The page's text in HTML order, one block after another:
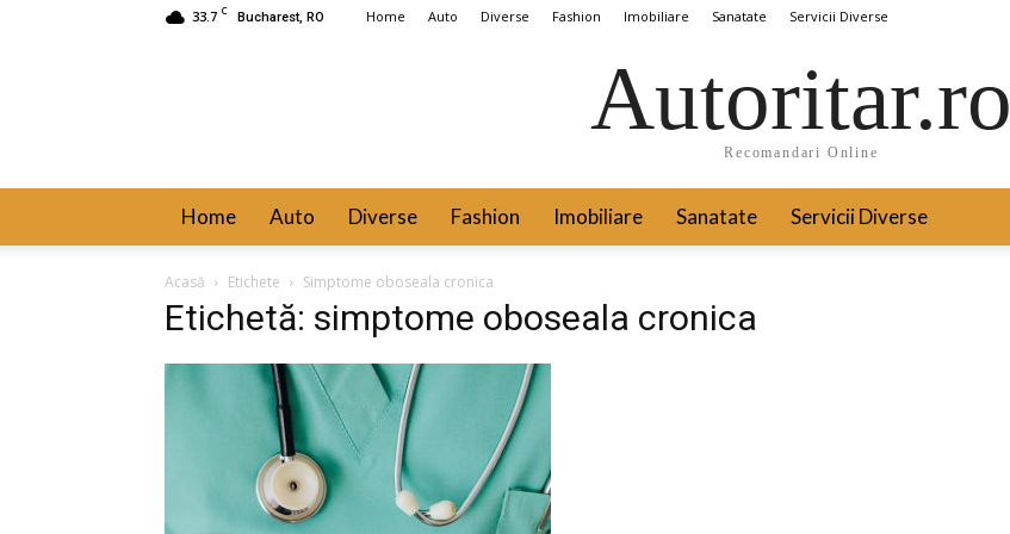
33.7 C Bucharest, RO Home Auto Diverse Fashion Imobiliare Sanatate Servicii Diverse
Autoritar.ro
Recomandari Online
Home Auto Diverse Fashion Imobiliare Sanatate Servicii Diverse
Acasă Etichete Simptome oboseala cronica
Etichetă: simptome oboseala cronica